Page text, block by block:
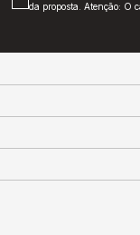
da proposta. Atenção: O